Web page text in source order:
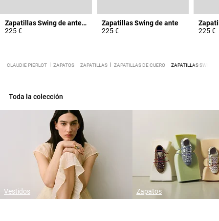
Zapatillas Swing de ante color arena
225 €
Zapatillas Swing de ante
225 €
225 €
CLAUDIE PIERLOT ZAPATOS ZAPATILLAS ZAPATILLAS DE CUERO ZAPATILLAS SWING
Toda la colección
Vestidos Zapatos